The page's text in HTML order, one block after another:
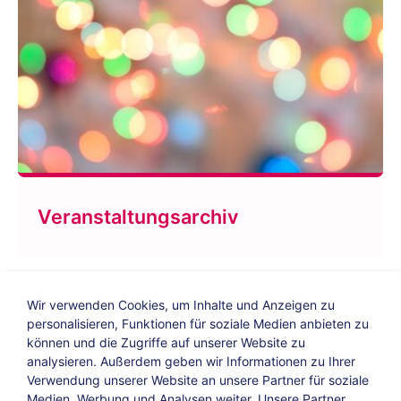
Veranstaltungsarchiv
Bildungs-Blog| Instagram| Facebook|
Wir verwenden Cookies, um Inhalte und Anzeigen zu
personalisieren, Funktionen für soziale Medien anbieten zu
können und die Zugriffe auf unserer Website zu
analysieren. Außerdem geben wir Informationen zu Ihrer
Verwendung unserer Website an unsere Partner für soziale